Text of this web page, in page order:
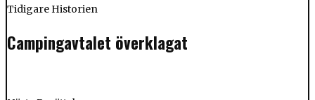
Tidigare Historien
Campingavtalet överklagat